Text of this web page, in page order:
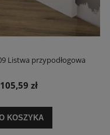
Listwa przypodłogowa
105,59 zł
KOSZYKA